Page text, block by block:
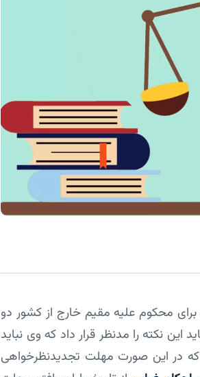
محکوم­ علیه دادگاه بدوی یا نخستین مقیم ایران 20 روز و برای محکوم علیه مقیم خارج از کشور دو
نکته را مدنظر قرار داد که وی نباید
که در این صورت مهلت تجدیدنظرخواهی